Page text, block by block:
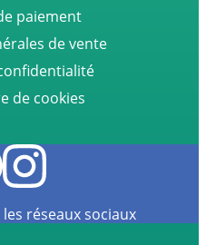
paiement
de vente
de cookies
réseaux sociaux